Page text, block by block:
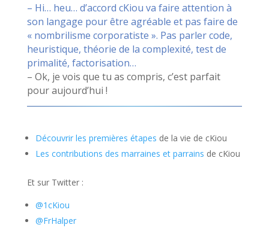
– Hi… heu… d’accord cKiou va faire attention à
son langage pour être agréable et pas faire de
« nombrilisme corporatiste ». Pas parler code,
heuristique, théorie de la complexité, test de
primalité, factorisation…
– Ok, je vois que tu as compris, c’est parfait
pour aujourd’hui !
Découvrir les premières étapes de la vie de cKiou
Les contributions des marraines et parrains de cKiou
Et sur Twitter :
@1cKiou
@FrHalper